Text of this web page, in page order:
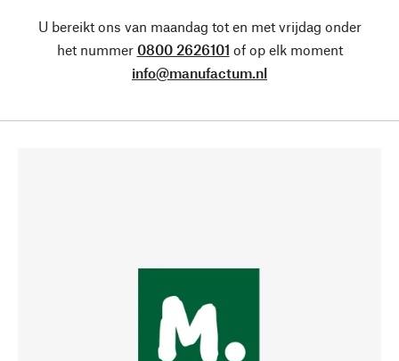
U bereikt ons van maandag tot en met vrijdag onder
het nummer 0800 2626101 of op elk moment
info@manufactum.nl